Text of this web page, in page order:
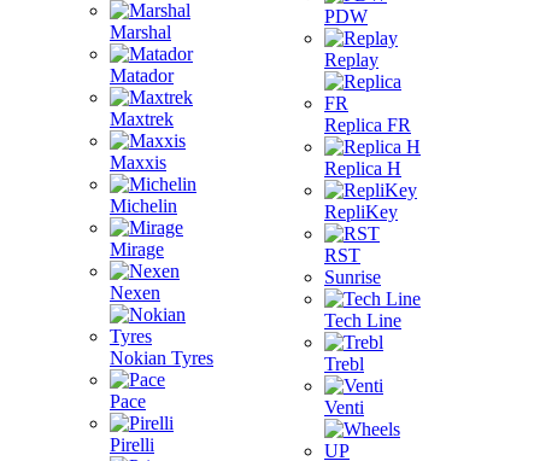
Marshal
Matador
Maxtrek
Maxxis
Michelin
Mirage
Nexen
Nokian Tyres
Pace
Pirelli
PDW
Replay
Replica FR
Replica H
RepliKey
RST
Sunrise
Tech Line
Trebl
Venti